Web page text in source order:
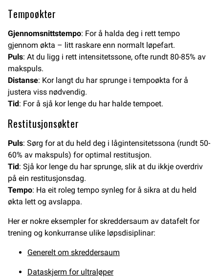
Tempoøkter
Gjennomsnittstempo: For å halda deg i rett tempo
gjennom økta – litt raskare enn normalt løpefart.
Puls: At du ligg i rett intensitetssone, ofte rundt 80-85% av
makspuls.
Distanse: Kor langt du har sprunge i tempoøkta for å
justera viss nødvendig.
Tid: For å sjå kor lenge du har halde tempoet.
Restitusjonsøkter
Puls: Sørg for at du held deg i lågintensitetssona (rundt 50-
60% av makspuls) for optimal restitusjon.
Tid: Sjå kor lenge du har sprunge, slik at du ikkje overdriv
på ein restitusjonsdag.
Tempo: Ha eit roleg tempo synleg for å sikra at du held
økta lett og avslappa.
Her er nokre eksempler for skreddersaum av datafelt for
trening og konkurranse ulike løpsdisiplinar:
Generelt om skreddersaum
Dataskjerm for ultraløper